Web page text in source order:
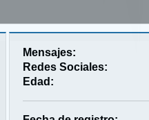
Mensajes:
Redes Sociales:
Edad: